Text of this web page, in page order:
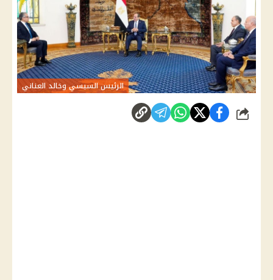
الرئيس السيسي وخالد العناني
شارك